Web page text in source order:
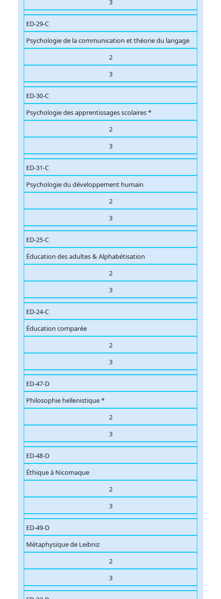
3
ED-29-C
Psychologie de la communication et théorie du langage
2
3
ED-30-C
Psychologie des apprentissages scolaires *
2
3
ED-31-C
Psychologie du développement humain
2
3
ED-25-C
Éducation des adultes & Alphabétisation
2
3
ED-24-C
Éducation comparée
2
3
ED-47-D
Philosophie hellenistique *
2
3
ED-48-D
Éthique à Nicomaque
2
3
ED-49-D
Métaphysique de Leibniz
2
3